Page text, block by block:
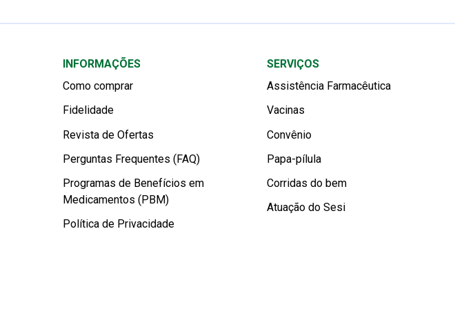
INFORMAÇÕES
Como comprar
Fidelidade
Revista de Ofertas
Perguntas Frequentes (FAQ)
Programas de Benefícios em
Medicamentos (PBM)
Política de Privacidade
SERVIÇOS
Assistência Farmacêutica
Vacinas
Convênio
Papa-pílula
Corridas do bem
Atuação do Sesi